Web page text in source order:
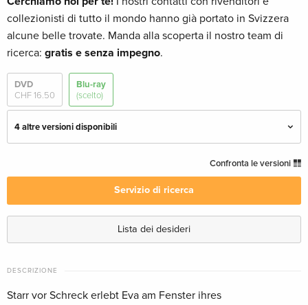
collezionisti di tutto il mondo hanno già portato in Svizzera
alcune belle trovate. Manda alla scoperta il nostro team di
ricerca: gratis e senza impegno.
DVD
CHF 16.50
Blu-ray
(scelto)
4 altre versioni disponibili
CHF 18.50
Unrated, Blu-ray + DVD
CHF 19.50
Tedesco
Confronta le versioni
Servizio di ricerca
Lista dei desideri
DESCRIZIONE
Starr vor Schreck erlebt Eva am Fenster ihres